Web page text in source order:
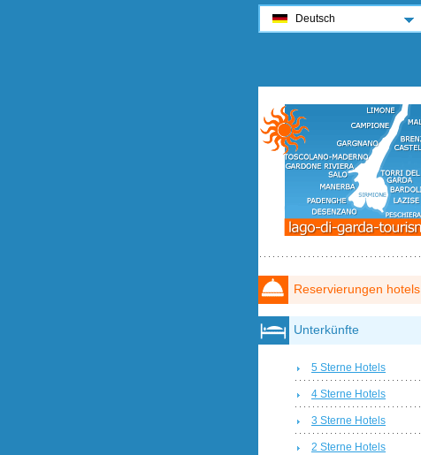
Reservierungen hotels
Unterkünfte
5 Sterne Hotels
4 Sterne Hotels
3 Sterne Hotels
2 Sterne Hotels
Deutsch